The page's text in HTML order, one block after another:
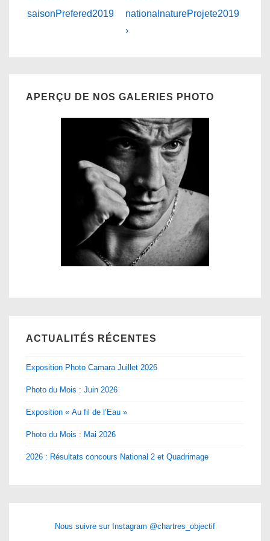
de
Post
saisonPrefered2019
Post
is
nationalnatureProjete2019
›
APERÇU DE NOS GALERIES PHOTO
ACTUALITÉS RÉCENTES
Exposition Photo Camara Juillet 2026
Photo du Mois : Juin 2026
Exposition « Au fil de l’Eau »
Photo du Mois : Mai 2026
2026 : Résultats concours National 2 et Quadrimage
Nous suivre sur Instagram @chartres_objectif